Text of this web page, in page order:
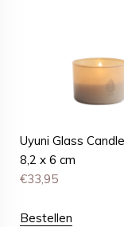
Uyuni Glass
8,2 x 6 cm
€33,95
Bestellen